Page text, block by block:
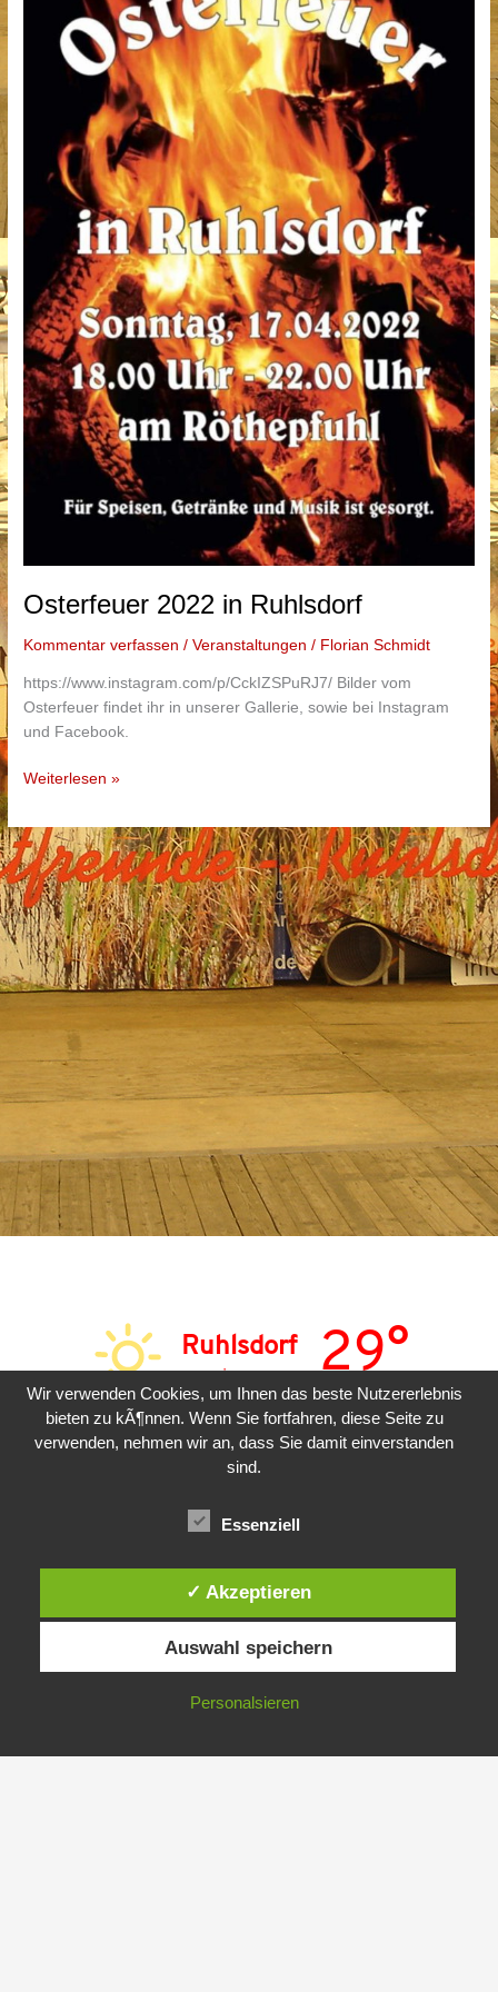
Osterfeuer 2022 in Ruhlsdorf
Kommentar verfassen /Veranstaltungen / Florian Schmidt
https://www.instagram.com/p/CckIZSPuRJ7/ Bilder vom
Osterfeuer findet ihr in unserer Gallerie, sowie bei Instagram
und Facebook.
Osterfeuer
in
Ruhlsdorf
Weiterlesen »
Ruhlsdorf
sonnig 29°
SON MON DIE
Copyright © 2026 | Präsentiert vonAstra-WordPress-Theme
Wir verwenden Cookies, um Ihnen das beste Nutzererlebnis
bieten zu kÃ¶nnen. Wenn Sie fortfahren, diese Seite zu
verwenden, nehmen wir an, dass Sie damit einverstanden
sind.
Essenziell
✓ Akzeptieren
Auswahl speichern
Personalsieren